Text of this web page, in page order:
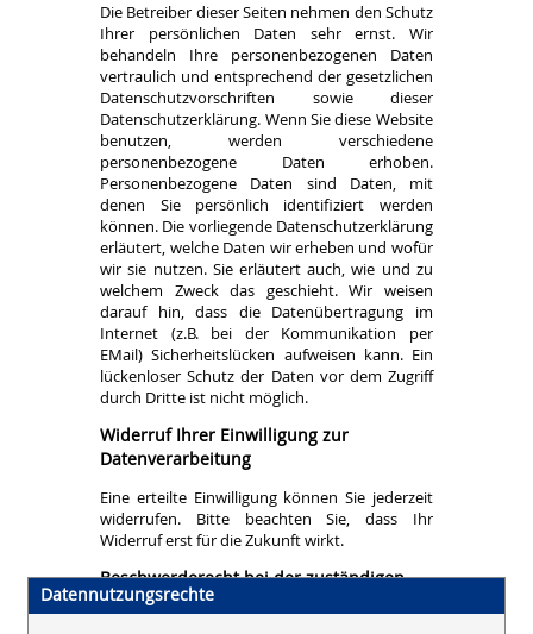
Datennutzungsrechte
Die Betreiber dieser Seiten nehmen den Schutz
Ihrer persönlichen Daten sehr ernst. Wir
behandeln Ihre personenbezogenen Daten
vertraulich und entsprechend der gesetzlichen
Datenschutzvorschriften sowie dieser
Datenschutzerklärung. Wenn Sie diese Website
benutzen, werden verschiedene
personenbezogene Daten erhoben.
Personenbezogene Daten sind Daten, mit
denen Sie persönlich identifiziert werden
können. Die vorliegende Datenschutzerklärung
erläutert, welche Daten wir erheben und wofür
wir sie nutzen. Sie erläutert auch, wie und zu
welchem Zweck das geschieht. Wir weisen
darauf hin, dass die Datenübertragung im
Internet (z.B. bei der Kommunikation per
EMail) Sicherheitslücken aufweisen kann. Ein
lückenloser Schutz der Daten vor dem Zugriff
durch Dritte ist nicht möglich.
Widerruf Ihrer Einwilligung zur
Datenverarbeitung
Eine erteilte Einwilligung können Sie jederzeit
widerrufen. Bitte beachten Sie, dass Ihr
Widerruf erst für die Zukunft wirkt.
Beschwerderecht bei der zuständigen
Aufsichtsbehörde